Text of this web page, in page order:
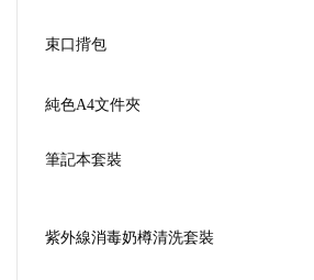
束口揹包
純色A4文件夾
筆記本套裝
紫外線消毒奶樽清洗套裝